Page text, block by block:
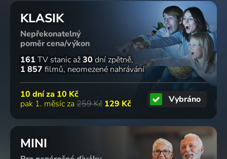
KLASIK
Nepřekonatelný
poměr cena/výkon
161 TV stanic až30 dní zpětně
1 857 filmů neomezené nahrávání
10 dní za 10 Kč
pak 1. měsíc za 259 Kč 129 Kč Vybráno
MINI